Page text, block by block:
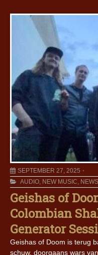
SEPTEMBER 27, 2025
AUDIO, NEW MUSIC, NEWS
Geishas of
Colombian
Generator
Geishas of Doom is terug
schuw, doorgaans wars